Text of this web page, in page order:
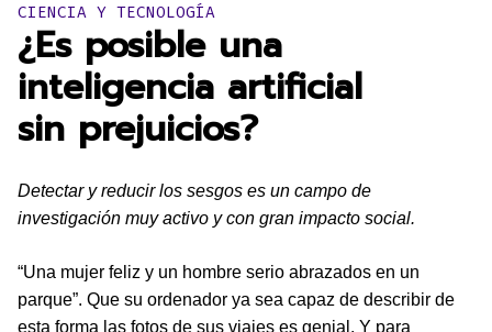
Publicado en:
CIENCIA Y TECNOLOGÍA
¿Es posible una
inteligencia artificial
sin prejuicios?
Detectar y reducir los sesgos es un campo de
investigación muy activo y con gran impacto social.
“Una mujer feliz y un hombre serio abrazados en un
parque”. Que su ordenador ya sea capaz de describir de
esta forma las fotos de sus viajes es genial. Y para